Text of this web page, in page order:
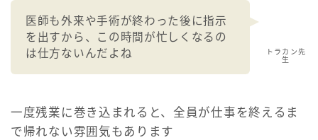
トラカン先
生
医師も外来や手術が終わった後に指示
を出すから、この時間が忙しくなるの
は仕方ないんだよね
一度残業に巻き込まれると、全員が仕事を終えるま
で帰れない雰囲気もあります